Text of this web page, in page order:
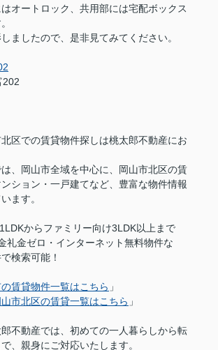
オートロック、共用部には宅配ボックス
ましたので、是非見てみてください。
区での賃貸物件探しは桃太郎不動産にお
、岡山市全域を中心に、岡山市北区の賃
ション・一戸建てなど、豊富な物件情報
ます。
からファミリー向け3LDK以上まで
礼金ゼロ・インターネット無料物件な
検索可能！
賃貸物件一覧はこちら 」
山市北区の賃貸一覧はこちら 」
不動産では、初めての一人暮らしから転
、親身にご対応いたします。